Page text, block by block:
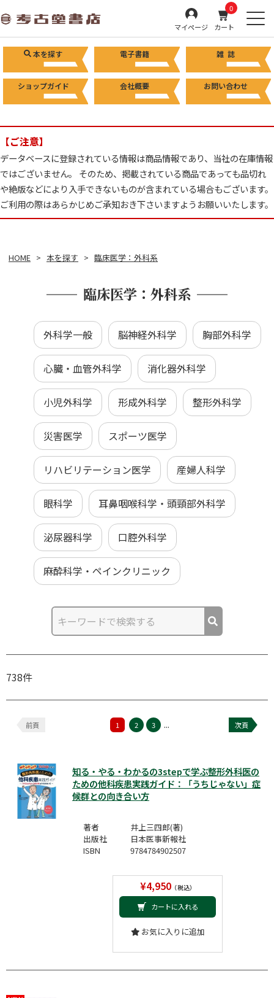
マイページ カート
0
本を探す 電子書籍 雑 誌
ショップガイド 会社概要 お問い合わせ
【ご注意】
データベースに登録されている情報は商品情報であり、当社の在庫情報
ではございません。 そのため、掲載されている商品であっても品切れ
や絶版などにより入手できないものが含まれている場合もございます。
ご利用の際はあらかじめご承知おき下さいますようお願いいたします。
HOME 本を探す 臨床医学：外科系
臨床医学：外科系
外科学一般 脳神経外科学 胸部外科学
心臓・血管外科学 消化器外科学
小児外科学 形成外科学 整形外科学
災害医学 スポーツ医学
リハビリテーション医学 産婦人科学
眼科学 耳鼻咽喉科学・頭頸部外科学
泌尿器科学 口腔外科学
麻酔科学・ペインクリニック
738件
前頁 1 2 3 ... 次頁
知る・やる・わかるの3stepで学ぶ整形外科医の
ための他科疾患実践ガイド：「うちじゃない」症
候群との向き合い方
著者
井上三四郎(著)
出版社
日本医事新報社
ISBN
9784784902507
¥4,950（税込）
カートに入れる
お気に入りに追加